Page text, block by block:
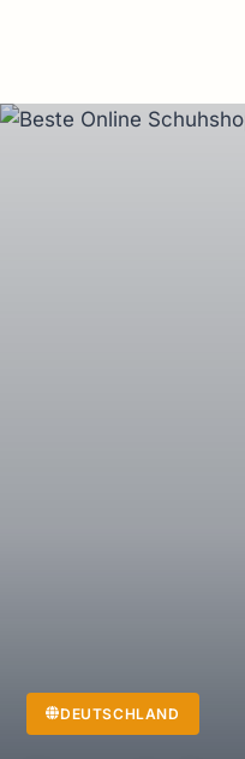
DEUTSCHLAND